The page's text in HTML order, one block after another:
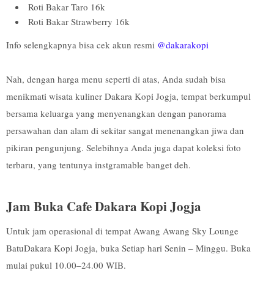
Roti Bakar Taro 16k
Roti Bakar Strawberry 16k
Info selengkapnya bisa cek akun resmi @dakarakopi
Nah, dengan harga menu seperti di atas, Anda sudah bisa
menikmati wisata kuliner Dakara Kopi Jogja, tempat berkumpul
bersama keluarga yang menyenangkan dengan panorama
persawahan dan alam di sekitar sangat menenangkan jiwa dan
pikiran pengunjung. Selebihnya Anda juga dapat koleksi foto
terbaru, yang tentunya instgramable banget deh.
Jam Buka Cafe Dakara Kopi Jogja
Untuk jam operasional di tempat Awang Awang Sky Lounge
BatuDakara Kopi Jogja, buka Setiap hari Senin – Minggu. Buka
mulai pukul 10.00–24.00 WIB.